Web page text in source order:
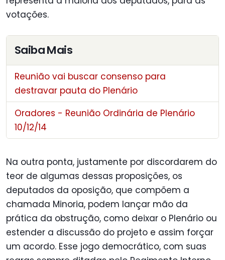
votações.
Saiba Mais
Reunião vai buscar consenso para
destravar pauta do Plenário
Oradores - Reunião Ordinária de Plenário
10/12/14
Na outra ponta, justamente por discordarem do
teor de algumas dessas proposições, os
deputados da oposição, que compõem a
chamada Minoria, podem lançar mão da
prática da obstrução, como deixar o Plenário ou
estender a discussão do projeto e assim forçar
um acordo. Esse jogo democrático, com suas